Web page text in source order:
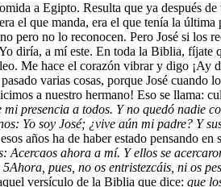
a Egipto. Resulta que ya después
el que manda, era el que tenía la
pero no lo reconocen. Pero José si
diría, a mí este. En toda la Biblia,
Me hace el corazón vibrar y digo
varias cosas, porque José
a nuestro hermano! Eso se llama:
presencia a todos. Y no quedó nadie
Yo soy José; ¿vive aún mi padre? Y
años ha de haber estado pensando
Acercaos ahora a mí. Y ellos se
5Ahora, pues, no os entristezcáis, ni os
versículo de la Biblia que dice: que